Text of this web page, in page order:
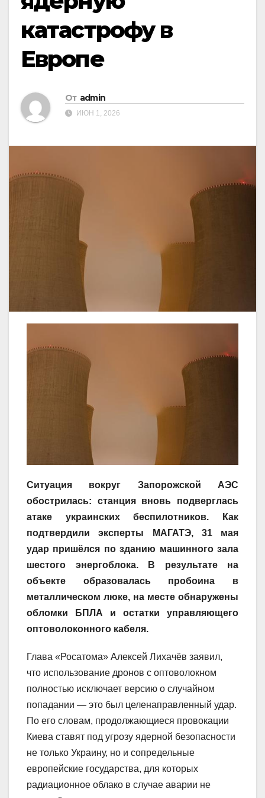
катастрофу в
Европе
От admin
ИЮН 1, 2026
Ситуация вокруг Запорожской АЭС
обострилась: станция вновь подверглась
атаке украинских беспилотников. Как
подтвердили эксперты МАГАТЭ, 31 мая
удар пришёлся по зданию машинного зала
шестого энергоблока. В результате на
объекте образовалась пробоина в
металлическом люке, на месте обнаружены
обломки БПЛА и остатки управляющего
оптоволоконного кабеля.
Глава «Росатома» Алексей Лихачёв заявил,
что использование дронов с оптоволокном
полностью исключает версию о случайном
попадании — это был целенаправленный удар.
По его словам, продолжающиеся провокации
Киева ставят под угрозу ядерной безопасности
не только Украину, но и сопредельные
европейские государства, для которых
радиационное облако в случае аварии не